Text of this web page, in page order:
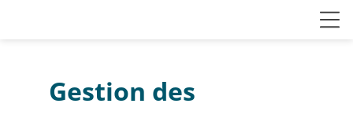
Gestion des